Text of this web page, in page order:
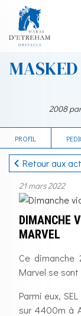
2008
PROFIL
Retour aux
21 mars 2022
DIMANCHE
MARVEL
Ce dimanche
Marvel se
Parmi eux,
sur 4400m à